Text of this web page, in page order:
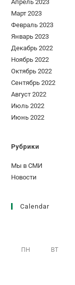
Апрель 2023
Март 2023
Февраль 2023
Январь 2023
Декабрь 2022
Ноябрь 2022
Октябрь 2022
Сентябрь 2022
Август 2022
Июль 2022
Июнь 2022
Рубрики
Мы в СМИ
Новости
Calendar
ПН ВТ